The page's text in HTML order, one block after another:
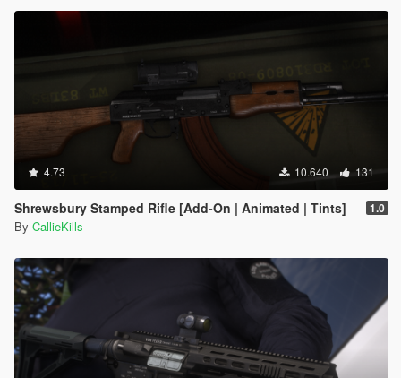
4.73 10.640 131
Shrewsbury Stamped Rifle [Add-On | Animated | Tints] 1.0
By CallieKills